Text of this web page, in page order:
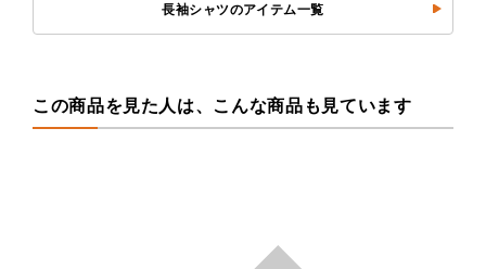
長袖シャツのアイテム一覧
この商品を見た人は、こんな商品も見ています